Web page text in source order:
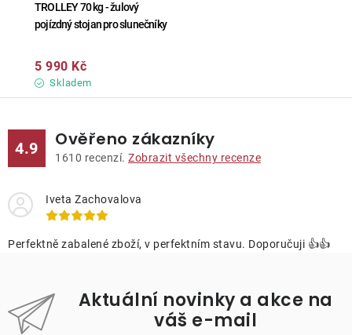
TROLLEY 70 kg - žulový
pojízdný stojan pro slunečníky
Skladem
5 990 Kč
4.9 Ověřeno zákazníky
1610 recenzí. Zobrazit všechny recenze
Iveta Zachovalova
Perfektně zabalené zboží, v perfektním stavu. Doporučuji 👍👍
Aktuální novinky a akce na
váš e-mail